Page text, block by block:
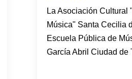
La Asociación Cultural
Música" Santa Cecilia
Escuela Pública de
García Abril Ciudad de